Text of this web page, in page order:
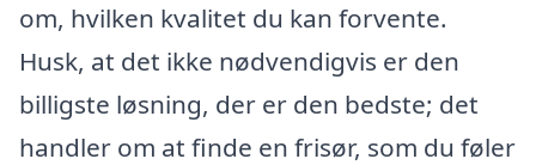
om, hvilken kvalitet du kan forvente.
Husk, at det ikke nødvendigvis er den
billigste løsning, der er den bedste; det
handler om at finde en frisør, som du føler